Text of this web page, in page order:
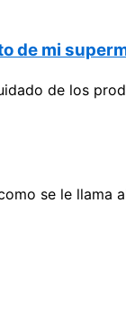
de mi
de los
se le